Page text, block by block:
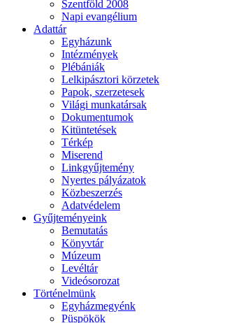
Szentföld 2008
Napi evangélium
Adattár
Egyházunk
Intézmények
Plébániák
Lelkipásztori körzetek
Papok, szerzetesek
Világi munkatársak
Dokumentumok
Kitüntetések
Térkép
Miserend
Linkgyűjtemény
Nyertes pályázatok
Közbeszerzés
Adatvédelem
Gyűjteményeink
Bemutatás
Könyvtár
Múzeum
Levéltár
Videósorozat
Történelmünk
Egyházmegyénk
Püspökök